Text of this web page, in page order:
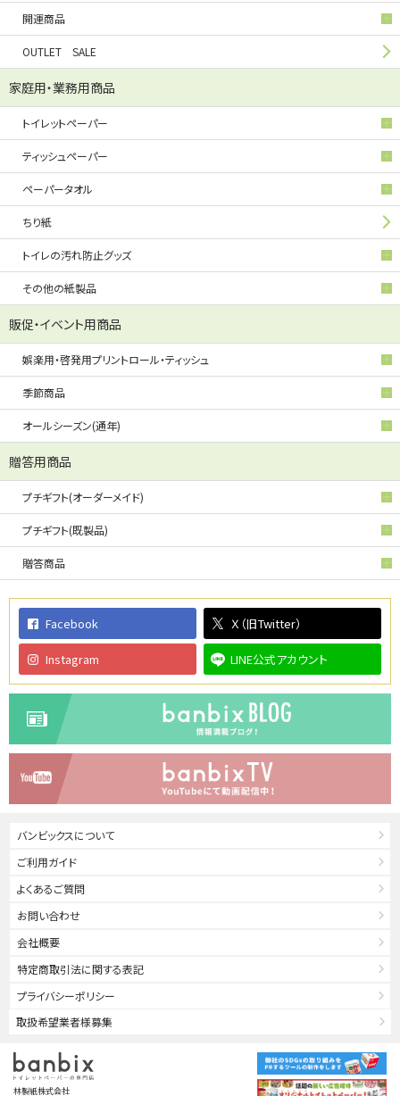
開運商品
OUTLET SALE
家庭用・業務用商品
トイレットペーパー
ティッシュペーパー
ペーパータオル
ちり紙
トイレの汚れ防止グッズ
その他の紙製品
販促・イベント用商品
娯楽用・啓発用プリントロール・ティッシュ
季節商品
オールシーズン(通年)
贈答用商品
プチギフト(オーダーメイド)
プチギフト(既製品)
贈答商品
Facebook Ｘ（旧Twitter）
Instagram LINE公式アカウント
バンビックスについて
ご利用ガイド
よくあるご質問
お問い合わせ
会社概要
特定商取引法に関する表記
プライバシーポリシー
取扱希望業者様募集
林製紙株式会社